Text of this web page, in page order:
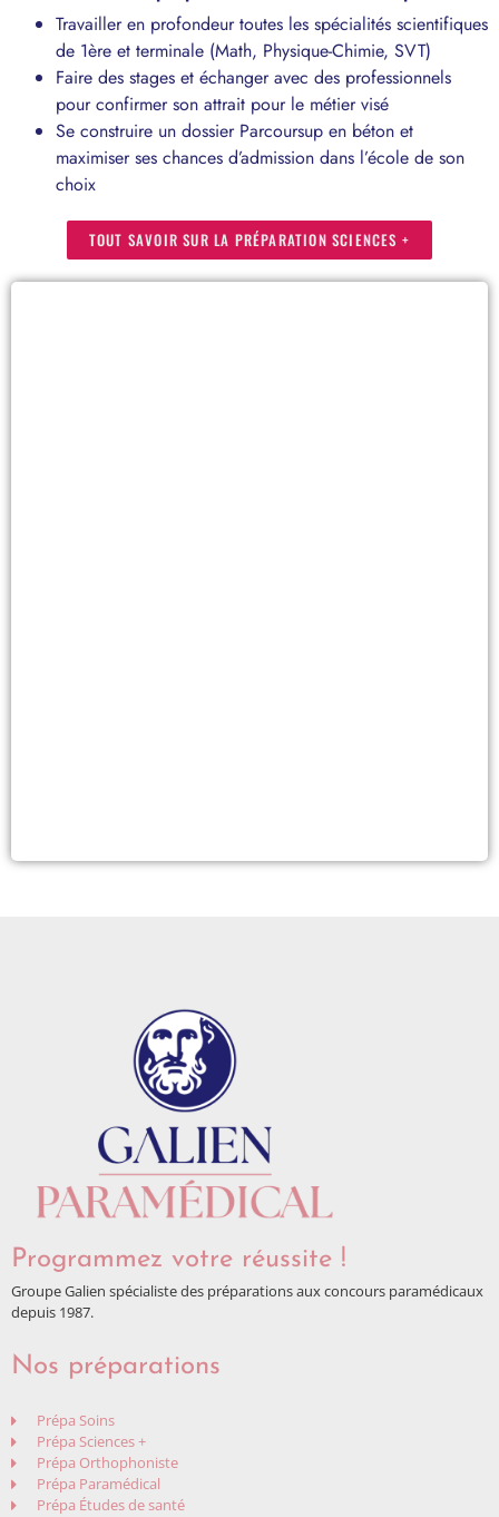
Travailler en profondeur toutes les spécialités scientifiques
de 1ère et terminale (Math, Physique-Chimie, SVT)
Faire des stages et échanger avec des professionnels
pour confirmer son attrait pour le métier visé
Se construire un dossier Parcoursup en béton et
maximiser ses chances d’admission dans l’école de son
choix
TOUT SAVOIR SUR LA PRÉPARATION SCIENCES +
Programmez votre réussite !
Groupe Galien spécialiste des préparations aux concours paramédicaux
depuis 1987.
Nos préparations
Prépa Soins
Prépa Sciences +
Prépa Orthophoniste
Prépa Paramédical
Prépa Études de santé